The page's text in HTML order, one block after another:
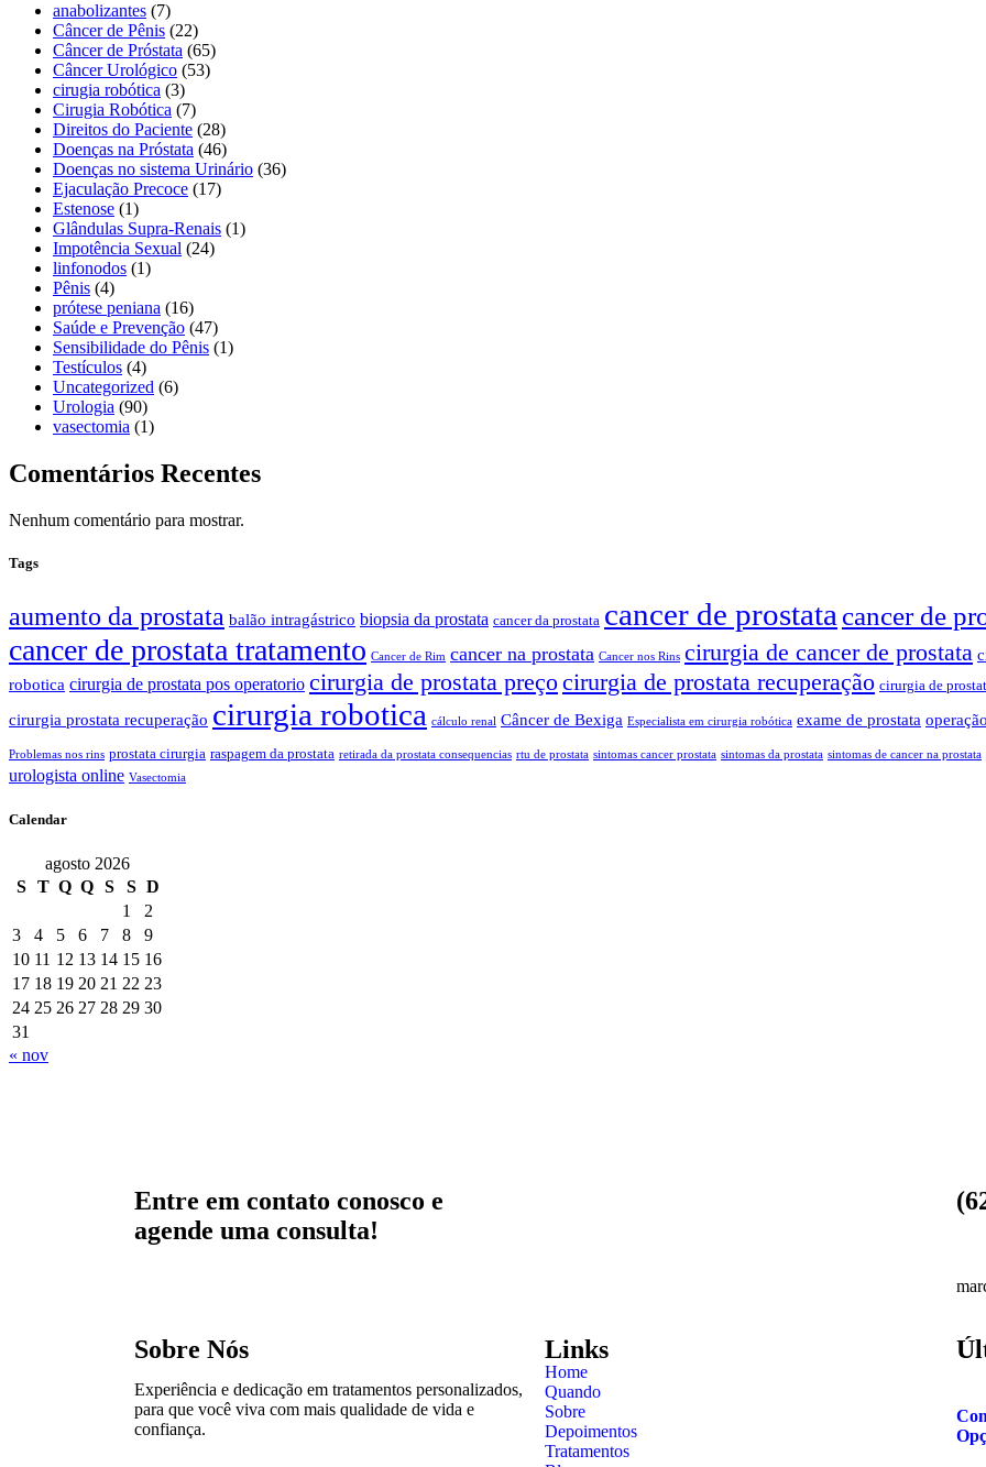
anabolizantes (7)
Câncer de Pênis (22)
Câncer de Próstata (65)
Câncer Urológico (53)
cirugia robótica (3)
Cirugia Robótica (7)
Direitos do Paciente (28)
Doenças na Próstata (46)
Doenças no sistema Urinário (36)
Ejaculação Precoce (17)
Estenose (1)
Glândulas Supra-Renais (1)
Impotência Sexual (24)
linfonodos (1)
Pênis (4)
prótese peniana (16)
Saúde e Prevenção (47)
Sensibilidade do Pênis (1)
Testículos (4)
Uncategorized (6)
Urologia (90)
vasectomia (1)
Comentários Recentes
Nenhum comentário para mostrar.
Tags
aumento da prostata balão intragástrico biopsia da prostata cancer da prostata cancer de prostata cancer de
cancer de prostata tratamento Cancer de Rim cancer na prostata Cancer nos Rins cirurgia de cancer de prostata
robotica cirurgia de prostata pos operatorio cirurgia de prostata preçocirurgia de prostata recuperação cirurgia de
cirurgia prostata recuperação cirurgia robotica cálculo renal Câncer de Bexiga Especialista em cirurgia robótica exame de prostata
Problemas nos rins prostata cirurgia raspagem da prostata retirada da prostata consequencias rtu de prostata sintomas cancer prostata sintomas da prostata sintomas de cancer na prostata
urologista online Vasectomia
Calendar
agosto 2026
S
T Q Q S S D
1
2
3
4 5 6 7 8
9
10 11 12 13 14 15 16
17 18 19 20 21 22 23
24 25 26 27 28 29 30
31
« nov
Entre em contato conosco e
agende uma consulta!
Sobre Nós
Experiência e dedicação em tratamentos personalizados,
para que você viva com mais qualidade de vida e
confiança.
Links
Home
Quando
Sobre
Depoimentos
Tratamentos